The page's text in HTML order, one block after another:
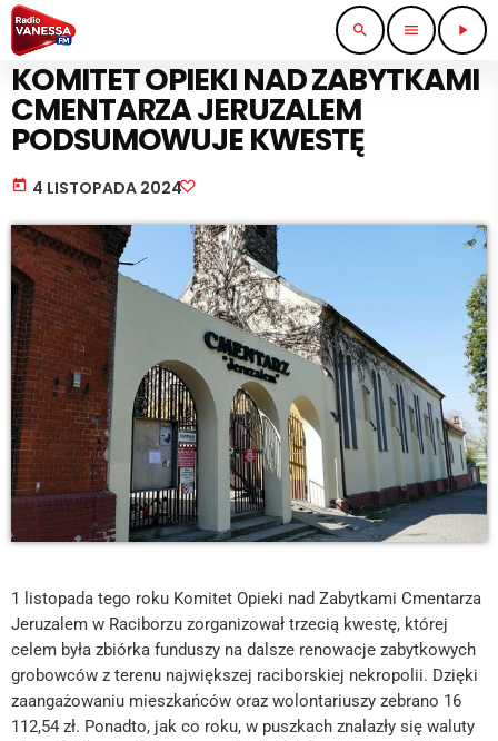
search menu play_arrow
PRACA I BIZNES
KOMITET OPIEKI NAD ZABYTKAMI
CMENTARZA JERUZALEM
PODSUMOWUJE KWESTĘ
today 4 LISTOPADA 2024
1 listopada tego roku Komitet Opieki nad Zabytkami Cmentarza
Jeruzalem w Raciborzu zorganizował trzecią kwestę, której
celem była zbiórka funduszy na dalsze renowacje zabytkowych
grobowców z terenu największej raciborskiej nekropolii. Dzięki
zaangażowaniu mieszkańców oraz wolontariuszy zebrano 16
112,54 zł. Ponadto, jak co roku, w puszkach znalazły się waluty